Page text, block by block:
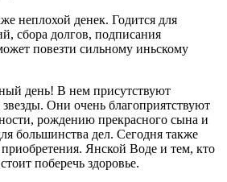
неплохой денек. Годится для
сбора долгов, подписания
повезти сильному иньскому
день! В нем присутствуют
Они очень благоприятствуют
рождению прекрасного сына и
большинства дел. Сегодня также
Янской Воде и тем, кто
поберечь здоровье.